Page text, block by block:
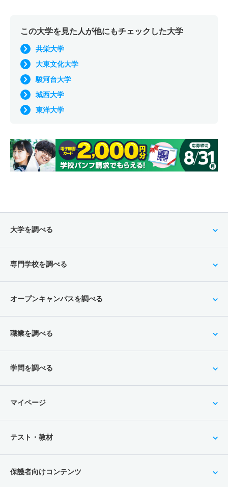
この大学を見た人が他にもチェックした大学
共栄大学
大東文化大学
駿河台大学
城西大学
東洋大学
大学を調べる
専門学校を調べる
オープンキャンパスを調べる
職業を調べる
学問を調べる
マイページ
テスト・教材
保護者向けコンテンツ